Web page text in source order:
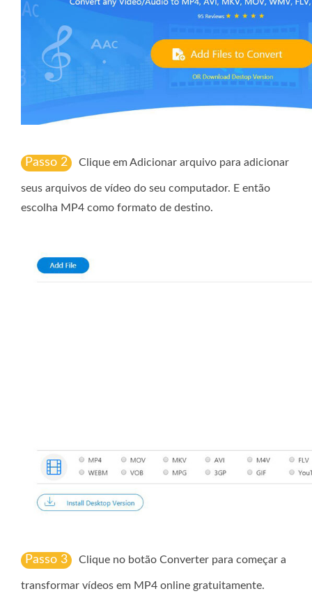
Passo 2 Clique em Adicionar arquivo para adicionar
seus arquivos de vídeo do seu computador. E então
escolha MP4 como formato de destino.
Passo 3 Clique no botão Converter para começar a
transformar vídeos em MP4 online gratuitamente.